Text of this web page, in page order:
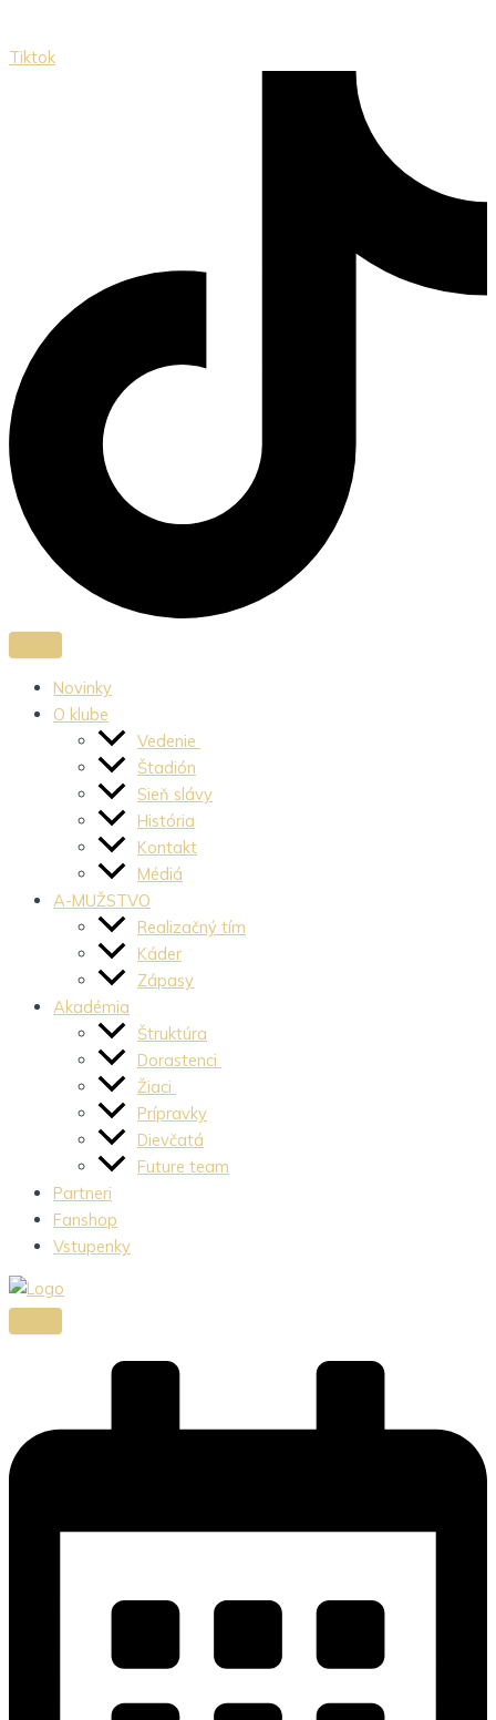
Tiktok
Novinky
O klube
Vedenie
Štadión
Sieň slávy
História
Kontakt
Médiá
A-MUŽSTVO
Realizačný tím
Káder
Zápasy
Akadémia
Štruktúra
Dorastenci
Žiaci
Prípravky
Dievčatá
Future team
Partneri
Fanshop
Vstupenky